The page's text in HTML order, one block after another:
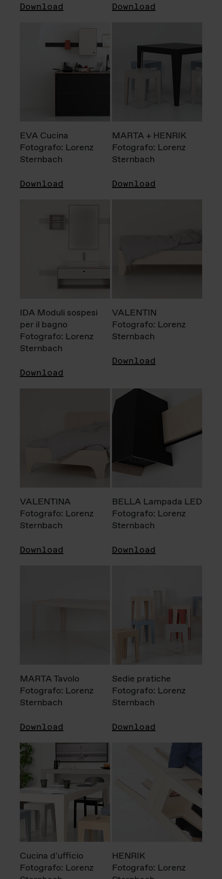
Download Download
EVA Cucina
Fotografo: Lorenz
Sternbach
Download
MARTA + HENRIK
Fotografo: Lorenz
Sternbach
Download
IDA Moduli sospesi
per il bagno
Fotografo: Lorenz
Sternbach
Download
VALENTIN
Fotografo: Lorenz
Sternbach
Download
VALENTINA
Fotografo: Lorenz
Sternbach
Download
BELLA Lampada LED
Fotografo: Lorenz
Sternbach
Download
MARTA Tavolo
Fotografo: Lorenz
Sternbach
Download
Sedie pratiche
Fotografo: Lorenz
Sternbach
Download
Cucina d'ufficio
Fotografo: Lorenz
HENRIK
Fotografo: Lorenz